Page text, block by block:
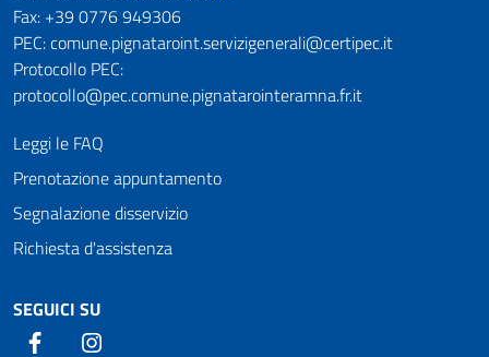
Fax: +39 0776 949306
PEC: comune.pignataroint.servizigenerali@certipec.it
Protocollo PEC:
protocollo@pec.comune.pignatarointeramna.fr.it
Leggi le FAQ
Prenotazione appuntamento
Segnalazione disservizio
Richiesta d'assistenza
SEGUICI SU
Facebook